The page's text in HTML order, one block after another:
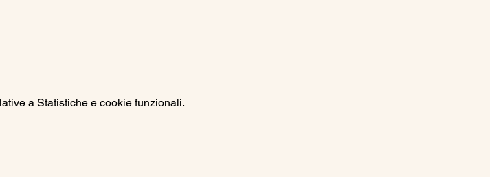
a Statistiche e cookie funzionali.